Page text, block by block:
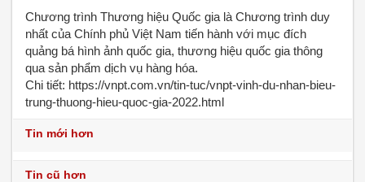
Chương trình Thương hiệu Quốc gia là Chương trình duy
nhất của Chính phủ Việt Nam tiến hành với mục đích
quảng bá hình ảnh quốc gia, thương hiệu quốc gia thông
qua sản phẩm dịch vụ hàng hóa.
Chi tiết: https://vnpt.com.vn/tin-tuc/vnpt-vinh-du-nhan-bieu-
trung-thuong-hieu-quoc-gia-2022.html
Tin mới hơn
Tin cũ hơn